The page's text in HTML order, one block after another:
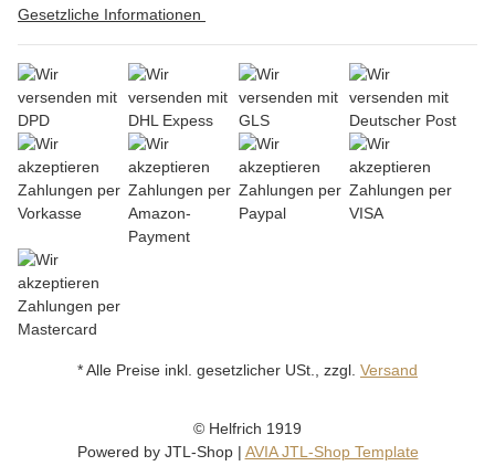
Gesetzliche Informationen
* Alle Preise inkl. gesetzlicher USt., zzgl. Versand
© Helfrich 1919
Powered by JTL-Shop | AVIA JTL-Shop Template